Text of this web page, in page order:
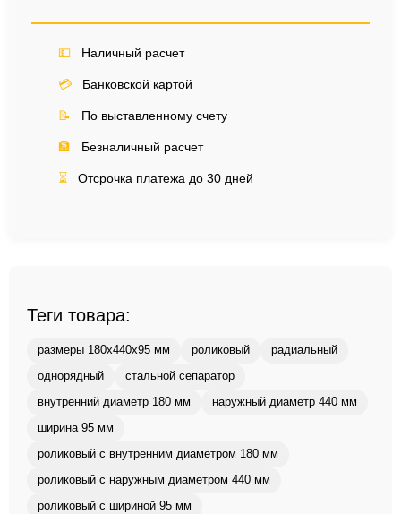
💵 Наличный расчет
💳 Банковской картой
📝 По выставленному счету
🏦 Безналичный расчет
⏳ Отсрочка платежа до 30 дней
Теги товара:
размеры 180x440x95 мм роликовый радиальный
однорядный стальной сепаратор
внутренний диаметр 180 мм наружный диаметр 440 мм
ширина 95 мм
роликовый с внутренним диаметром 180 мм
роликовый с наружным диаметром 440 мм
роликовый с шириной 95 мм